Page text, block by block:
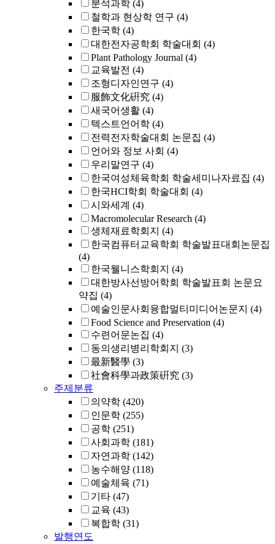
분석과학 (4)
철학과 현상학 연구 (4)
한국학 (4)
대한전자공학회 학술대회 (4)
Plant Pathology Journal (4)
교육발전 (4)
조형디자인연구 (4)
服飾文化硏究 (4)
새국어생활 (4)
텍스트언어학 (4)
전력전자학술대회 논문집 (4)
언어와 정보 사회 (4)
우리말연구 (4)
한국여성체육학회 학술세미나자료집 (4)
한국HCI학회 학술대회 (4)
시와세계 (4)
Macromolecular Research (4)
생체재료학회지 (4)
한국컴퓨터교육학회 학술발표대회논문집
(4)
한국웰니스학회지 (4)
대한방사선방어학회 학술발표회 논문요
약집 (4)
예술인문사회융합멀티미디어논문지 (4)
Food Science and Preservation (4)
수련어문논집 (4)
동의생리병리학회지 (3)
最新醫學 (3)
社會科學과政策硏究 (3)
주제분류
의약학 (420)
인문학 (255)
공학 (251)
사회과학 (181)
자연과학 (142)
농수해양 (118)
예술체육 (71)
기타 (47)
교육 (43)
복합학 (31)
발행연도